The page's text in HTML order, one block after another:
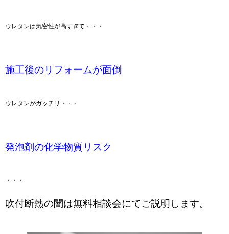
ウレタンは気密性が高すぎて・・・
施工後のリフォームが面倒
ウレタンがガッチリ・・・
発泡剤の化学物質リスク
・・・
吹付断熱の闇は無料相談会にてご説明します。